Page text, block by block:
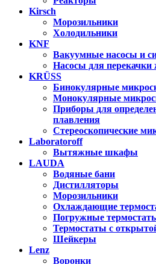
Kirsch
Морозильники
Холодильники
KNF
Вакуумные насосы и
Насосы для перекачки
KRÜSS
Бинокулярные
Монокулярные
Приборы для
плавления
Стереоскопические
Laboratoroff
Вытяжные шкафы
LAUDA
Водяные бани
Дистилляторы
Морозильники
Охлаждающие
Погружные
Термостаты с
Шейкеры
Lenz
Воронки